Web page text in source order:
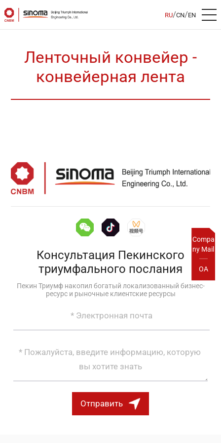
RU/CN/EN
Compa
ny Mail
OA
Ленточный конвейер -
конвейерная лента
Консультация Пекинского
триумфального послания
Пекин Триумф накопил богатый локализованный бизнес-
ресурс и рыночные клиентские ресурсы
Отправить